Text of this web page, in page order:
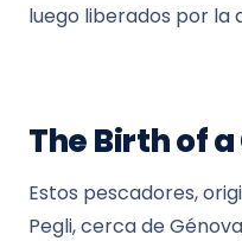
luego liberados por la
The Birth of
Estos pescadores,
Pegli, cerca de